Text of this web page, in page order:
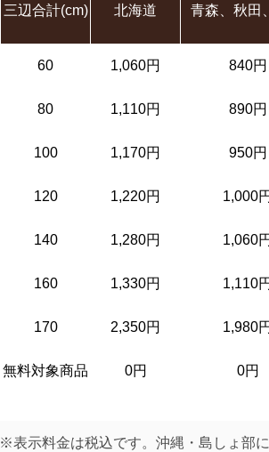
三辺合計(cm) 北海道 青森、秋田
60 1,060円 840円
80 1,110円 890円
100 1,170円 950円
120 1,220円 1,000円
140 1,280円 1,060円
160 1,330円 1,110円
170 2,350円 1,980円
無料対象商品 0円 0円
※表示料金は税込です。沖縄・島しょ部